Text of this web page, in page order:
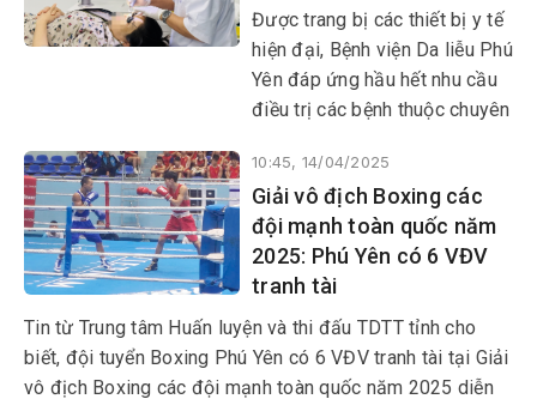
Được trang bị các thiết bị y tế
hiện đại, Bệnh viện Da liễu Phú
Yên đáp ứng hầu hết nhu cầu
điều trị các bệnh thuộc chuyên
nhiều dịch vụ kỹ thuật mới như
điều trị nám, giãn mạch máu, u
máu bằng công nghệ Laser
ND YAG, IPL; điều trị sẹo xấu,
soi da, chăm sóc da, điều trị
mụn trứng cá; trẻ hóa da bằng
đèn LED; thành lập Phòng
khám chuyên đề bệnh vảy
10:45, 14/04/2025
Giải vô địch Boxing các
đội mạnh toàn quốc năm
2025: Phú Yên có 6 VĐV
tranh tài
Tin từ Trung tâm Huấn luyện và thi đấu TDTT tỉnh cho
biết, đội tuyển Boxing Phú Yên có 6 VĐV tranh tài tại Giải
vô địch Boxing các đội mạnh toàn quốc năm 2025 diễn